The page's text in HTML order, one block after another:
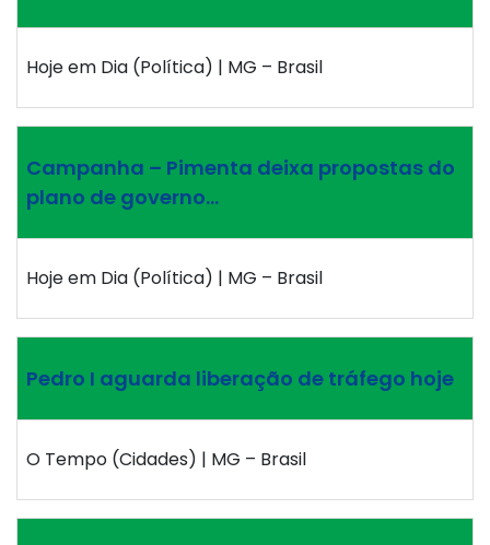
Hoje em Dia (Política) | MG – Brasil
Campanha – Pimenta deixa propostas do
plano de governo…
Hoje em Dia (Política) | MG – Brasil
Pedro I aguarda liberação de tráfego hoje
O Tempo (Cidades) | MG – Brasil